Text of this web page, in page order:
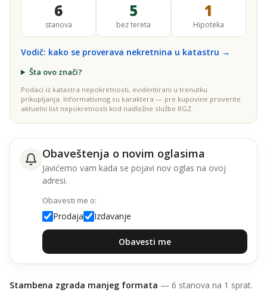
6
stanova
5
bez tereta
1
Hipoteka
Vodič: kako se proverava nekretnina u katastru →
Šta ovo znači?
Podaci iz katastra nepokretnosti, evidentirani u trenutku
prikupljanja. Informativnog su karaktera — pre kupovine proverite
aktuelni list nepokretnosti kod nadležne službe RGZ.
Obaveštenja o novim oglasima
Javićemo vam kada se pojavi nov oglas na ovoj
adresi.
Obavesti me o:
Prodaja Izdavanje
Obavesti me
Stambena zgrada manjeg formata — 6 stanova na 1 sprat.